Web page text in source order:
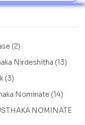
(2)
Nirdeshitha (13)
(3)
Nominate (14)
NOMINATE